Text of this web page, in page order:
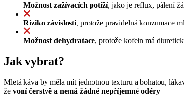
Možnost zažívacích potíží, jako je reflux, pálení
Riziko závislosti, protože pravidelná konzumace
Možnost dehydratace, protože kofein má
Jak vybrat?
Mletá káva by měla mít jednotnou texturu a bohatou,
že voní čerstvě a nemá žádné nepříjemné odéry.